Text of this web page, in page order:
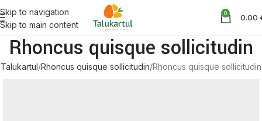
Skip to navigation
Skip to main content
0 0.00
Rhoncus quisque sollicitudin
Talukartul Rhoncus quisque sollicitudin Rhoncus quisque sollicitudin